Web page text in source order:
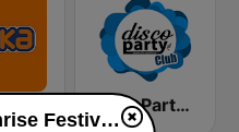
DiscoParty.pl - Club
RMF Maxx Sunrise Festival na żywo